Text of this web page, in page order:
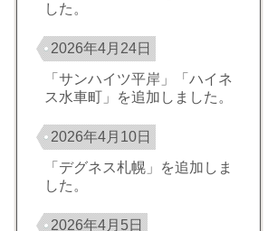
した。
2026年4月24日
「サンハイツ平岸」「ハイネ
ス水車町」を追加しました。
2026年4月10日
「デグネス札幌」を追加しま
した。
2026年4月5日